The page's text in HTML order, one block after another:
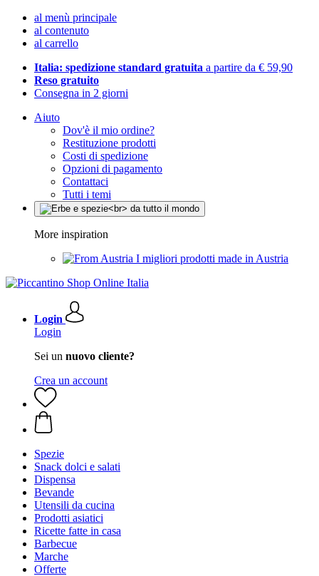
al menù principale
al contenuto
al carrello
Italia: spedizione standard gratuita a partire da € 59,90
Reso gratuito
Consegna in 2 giorni
Aiuto
Dov'è il mio ordine?
Restituzione prodotti
Costi di spedizione
Opzioni di pagamento
Contattaci
Tutti i temi
More inspiration
I migliori prodotti made in Austria
Login
Login
Sei un nuovo cliente?
Crea un account
Spezie
Snack dolci e salati
Dispensa
Bevande
Utensili da cucina
Prodotti asiatici
Ricette fatte in casa
Barbecue
Marche
Offerte